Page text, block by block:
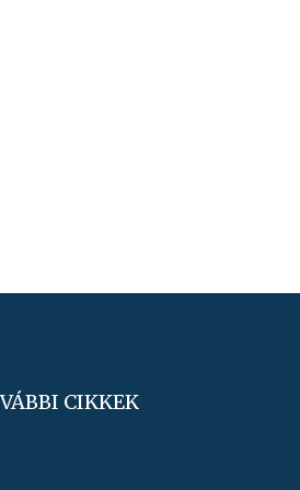
CIKKEK